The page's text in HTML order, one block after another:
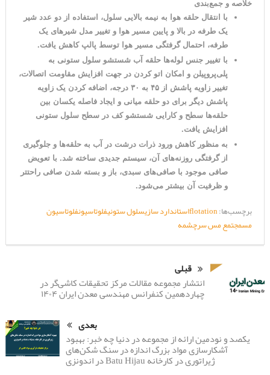
خلاصه و جمع‌بندی
با انتقال حلقه هوا به نیمه بالایی سلول، استفاده از دو عدد شیر
یک طرفه در بالا و پایین مسیر هوا و تغییر مدل شیرهای یک
طرفه، احتمال گرفتگی مسیر هوا توسط پالپ کاهش یافت.
با تغییر جنس لوله‌ها حلقه آب شستشو سلول ستونی به
پلی‌پروپیلن و امکان اتو کردن در جهت افزایش مقاومت اتصالات،
تغییر زاویه پاشش از ۴۵ به ۳۰ درجه، اضافه کردن یک زاویه
پاشش دیگر برای دو حلقه میانی و ایجاد فاصله یکسان بین
حلقه‌ها سطح و کارایی شستشو کف در سطح سلول ستونی
افزایش یافت.
به منظور کاهش ورود ذرات درشت در آب به حلقه‌ها و جلوگیری
از گرفتگی روزنه‌‌های آن، سیستم جدیدی ساخته شد. با تعویض
صافی موجود با صافی‌های سبدی، باز و بسته شدن صافی راحتتر
و ظرفیت آن بیشتر می‌شود.
برچسب‌ها:flotationاستاندارد سازیسلول ستونیفلوتاسیونفلوتاسیون
مسمجتمع مس سرچشمه
قبلی
انتشار مجموعه مقالات مرکز تحقیقات کاشی‌گر در
چهاردهمین کنفرانس مهندسی معدن ایران ۱۴۰۴
بعدی
یکصد و نودمین ارائه از مجموعه در دنیا چه خبر: بهبود
آشکارسازی مواد بزرگ اندازه در سنگ شکن‌های
ژیراتوری در کارخانه Batu Hijau در اندونزی